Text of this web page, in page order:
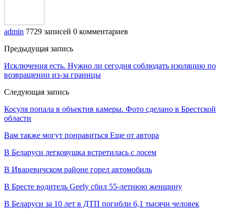
admin 7729 записей 0 комментариев
Предыдущая запись
Исключения есть. Нужно ли сегодня соблюдать изоляцию по
возвращении из-за границы
Следующая запись
Косуля попала в объектив камеры. Фото сделано в Брестской
области
Вам также могут понравиться Еще от автора
В Беларуси легковушка встретилась с лосем
В Ивацевичском районе горел автомобиль
В Бресте водитель Geely сбил 55-летнюю женщину
В Беларуси за 10 лет в ДТП погибли 6,1 тысячи человек